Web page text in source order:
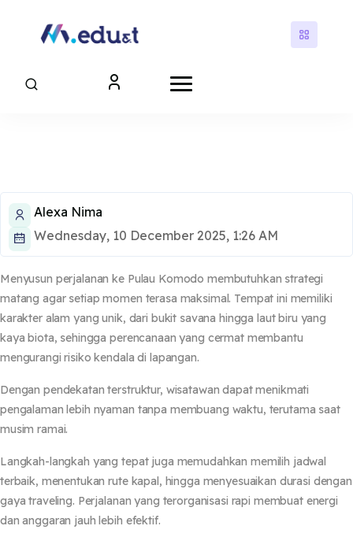
Alexa Nima
Wednesday, 10 December 2025, 1:26 AM
Menyusun perjalanan ke Pulau Komodo membutuhkan strategi
matang agar setiap momen terasa maksimal. Tempat ini memiliki
karakter alam yang unik, dari bukit savana hingga laut biru yang
kaya biota, sehingga perencanaan yang cermat membantu
mengurangi risiko kendala di lapangan.
Dengan pendekatan terstruktur, wisatawan dapat menikmati
pengalaman lebih nyaman tanpa membuang waktu, terutama saat
musim ramai.
Langkah-langkah yang tepat juga memudahkan memilih jadwal
terbaik, menentukan rute kapal, hingga menyesuaikan durasi dengan
gaya traveling. Perjalanan yang terorganisasi rapi membuat energi
dan anggaran jauh lebih efektif.